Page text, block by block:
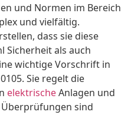
und Normen im Bereich
und vielfältig.
dass sie diese
Sicherheit als auch
wichtige Vorschrift in
Sie regelt die
elektrischeAnlagen und
sind